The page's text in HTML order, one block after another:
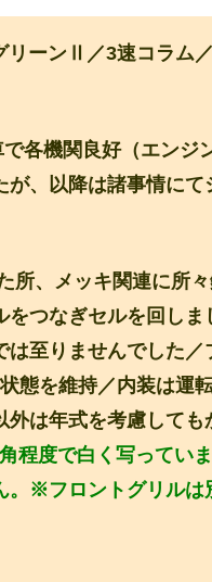
リーンⅡ／3速コラム
各機関良好（エンジ
が、以降は諸事情にて
所、メッキ関連に所
つなぎセルを回しま
は至りませんでした／
態を維持／内装は運
外は年式を考慮しても
程度で白く写ってい
。※フロントグリルは